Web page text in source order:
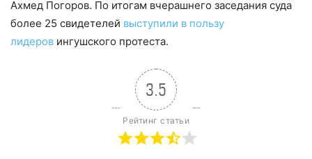
Ахмед Погоров. По итогам вчерашнего заседания суда
более 25 свидетелей выступили в пользу
лидеров ингушского протеста.
3.5
Рейтинг статьи